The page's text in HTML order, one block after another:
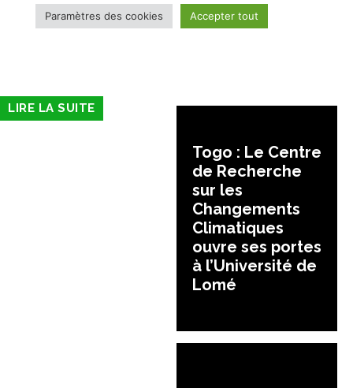
LIRE LA SUITE
Togo : Le Centre
de Recherche
sur les
Changements
Climatiques
ouvre ses portes
à l’Université de
Lomé